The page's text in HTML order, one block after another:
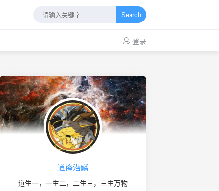
Search
登录
道锋潜鳞
道生一，一生二，二生三，三生万物